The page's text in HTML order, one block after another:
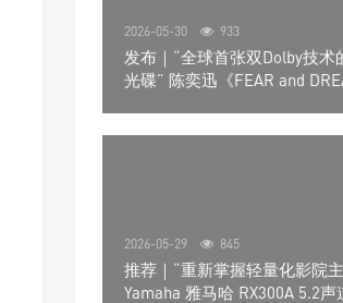
2026-05-30 933
发布｜“全球首张双Dolby技术
光碟” 陈奕迅《FEAR and
2026-05-29 845
推荐｜“重新掌握轻量化影院
Yamaha 雅马哈 RX300A 5.2声